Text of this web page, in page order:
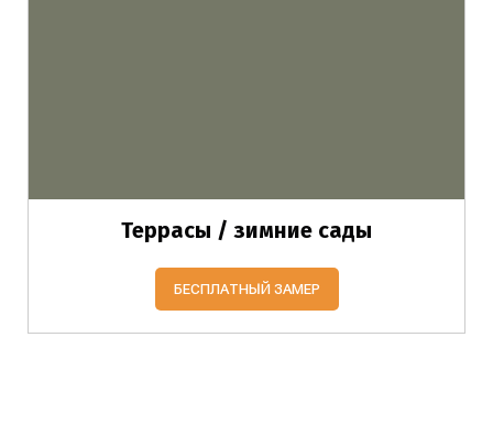
Террасы / зимние сады
БЕСПЛАТНЫЙ ЗАМЕР